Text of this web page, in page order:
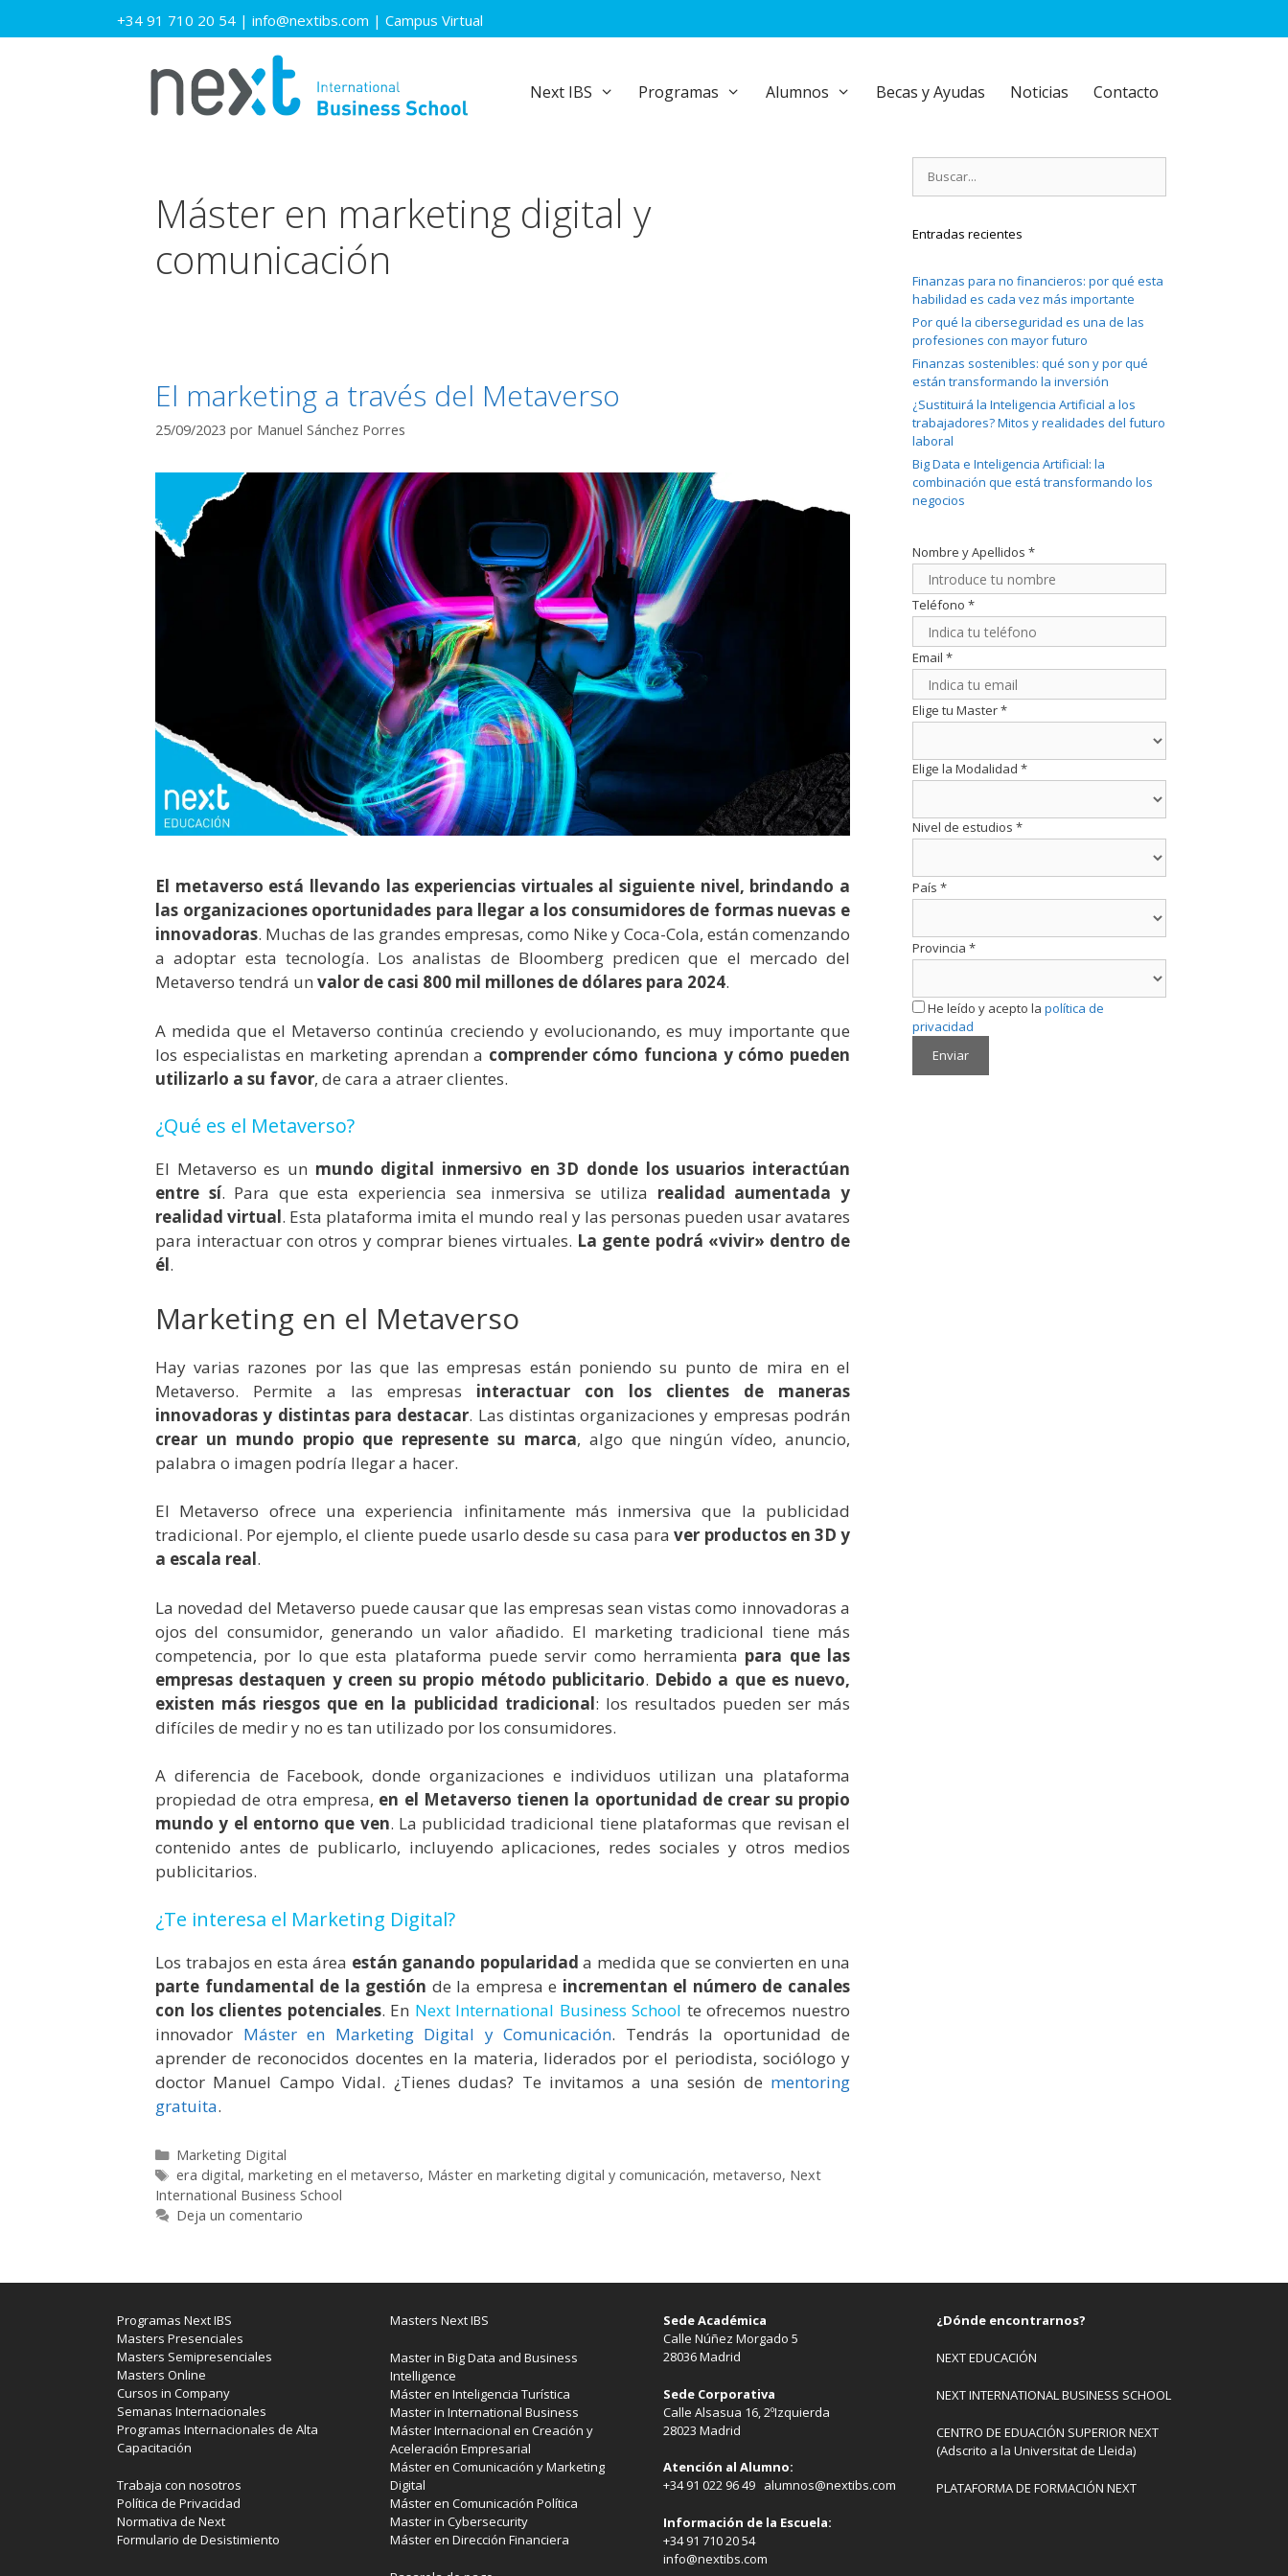
al
+34 91 710 20 54 | info@nextibs.com | Campus Virtual
Next IBS Programas Alumnos Becas y Ayudas Noticias Contacto
Máster en marketing digital y
comunicación
El marketing a través del Metaverso
25/09/2023 por Manuel Sánchez Porres
El metaverso está llevando las experiencias virtuales al siguiente nivel, brindando a
las organizaciones oportunidades para llegar a los consumidores de formas nuevas e
innovadoras. Muchas de las grandes empresas, como Nike y Coca-Cola, están comenzando
a adoptar esta tecnología. Los analistas de Bloomberg predicen que el mercado del
Metaverso tendrá un valor de casi 800 mil millones de dólares para 2024.
A medida que el Metaverso continúa creciendo y evolucionando, es muy importante que
los especialistas en marketing aprendan a comprender cómo funciona y cómo pueden
utilizarlo a su favor, de cara a atraer clientes.
¿Qué es el Metaverso?
El Metaverso es un mundo digital inmersivo en 3D donde los usuarios interactúan
entre sí. Para que esta experiencia sea inmersiva se utiliza realidad aumentada y
realidad virtual. Esta plataforma imita el mundo real y las personas pueden usar avatares
para interactuar con otros y comprar bienes virtuales. La gente podrá «vivir» dentro de
él.
Marketing en el Metaverso
Hay varias razones por las que las empresas están poniendo su punto de mira en el
Metaverso. Permite a las empresas interactuar con los clientes de maneras
innovadoras y distintas para destacar. Las distintas organizaciones y empresas podrán
crear un mundo propio que represente su marca, algo que ningún vídeo, anuncio,
palabra o imagen podría llegar a hacer.
El Metaverso ofrece una experiencia infinitamente más inmersiva que la publicidad
tradicional. Por ejemplo, el cliente puede usarlo desde su casa paraver productos en 3D y
a escala real.
La novedad del Metaverso puede causar que las empresas sean vistas como innovadoras a
ojos del consumidor, generando un valor añadido. El marketing tradicional tiene más
competencia, por lo que esta plataforma puede servir como herramienta para que las
empresas destaquen y creen su propio método publicitario. Debido a que es nuevo,
existen más riesgos que en la publicidad tradicional: los resultados pueden ser más
difíciles de mediry no es tan utilizado por los consumidores.
A diferencia de Facebook, donde organizaciones e individuos utilizan una plataforma
propiedad de otra empresa, en el Metaverso tienen la oportunidad de crear su propio
mundo y el entorno que ven. La publicidad tradicional tiene plataformas que revisan el
contenido antes de publicarlo, incluyendo aplicaciones, redes sociales y otros medios
publicitarios.
¿Te interesa el Marketing Digital?
Los trabajos en esta área están ganando popularidad a medida que se convierten en una
parte fundamental de la gestión de la empresa e incrementan el número de canales
con los clientes potenciales. En Next International Business School te ofrecemos nuestro
innovador Másteren Marketing Digital y Comunicación. Tendrás la oportunidad de
aprender de reconocidos docentes en la materia, liderados por el periodista, sociólogo y
doctor Manuel Campo Vidal. ¿Tienes dudas? Te invitamos a una sesión de mentoring
gratuita.
Categorías
Marketing Digital
Etiquetas
era digital, marketing en el metaverso, Máster en marketing digital y comunicación, metaverso, Next
International Business School
Deja un comentario
Entradas recientes
Finanzas para no financieros: por qué esta
habilidad es cada vez más importante
Por qué la ciberseguridad es una de las
profesiones con mayor futuro
Finanzas sostenibles: qué son y por qué
están transformando la inversión
¿Sustituirá la Inteligencia Artificial a los
trabajadores? Mitos y realidades del futuro
laboral
Big Data e Inteligencia Artificial: la
combinación que está transformando los
negocios
Nombre y Apellidos *
Teléfono *
Email *
Elige tu Master*
Elige la Modalidad *
Nivel de estudios *
País *
Provincia *
He leído y acepto la política de
privacidad
Programas Next IBS
Masters Presenciales
Masters Semipresenciales
Masters Online
Cursos in Company
Semanas Internacionales
Programas Internacionales de Alta
Capacitación
Trabaja con nosotros
Política de Privacidad
Normativa de Next
Formulario de Desistimiento
Masters Next IBS
Master in Big Data and Business
Intelligence
Máster en Inteligencia Turística
Master in International Business
Máster Internacional en Creación y
Aceleración Empresarial
Máster en Comunicación y Marketing
Digital
Máster en Comunicación Política
Master in Cybersecurity
Máster en Dirección Financiera
Sede Académica
Calle Núñez Morgado 5
28036 Madrid
Sede Corporativa
Calle Alsasua 16, 2ºIzquierda
28023 Madrid
Atención al Alumno:
+34 91 022 96 49 alumnos@nextibs.com
Información de la Escuela:
+34 91 710 20 54
info@nextibs.com
¿Dónde encontrarnos?
NEXT EDUCACIÓN
NEXT INTERNATIONAL BUSINESS SCHOOL
CENTRO DE EDUACIÓN SUPERIOR NEXT
(Adscrito a la Universitat de Lleida)
PLATAFORMA DE FORMACIÓN NEXT